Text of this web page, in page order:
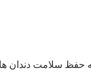
حفظ سلامت